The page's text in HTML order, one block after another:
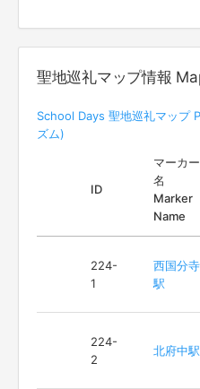
聖地巡礼マップ情報
School Days 聖地巡礼マップ
ズム)
ID
マーカー
名
Marker
Name
224-
1
西国分寺
駅
224-
2
北府中駅